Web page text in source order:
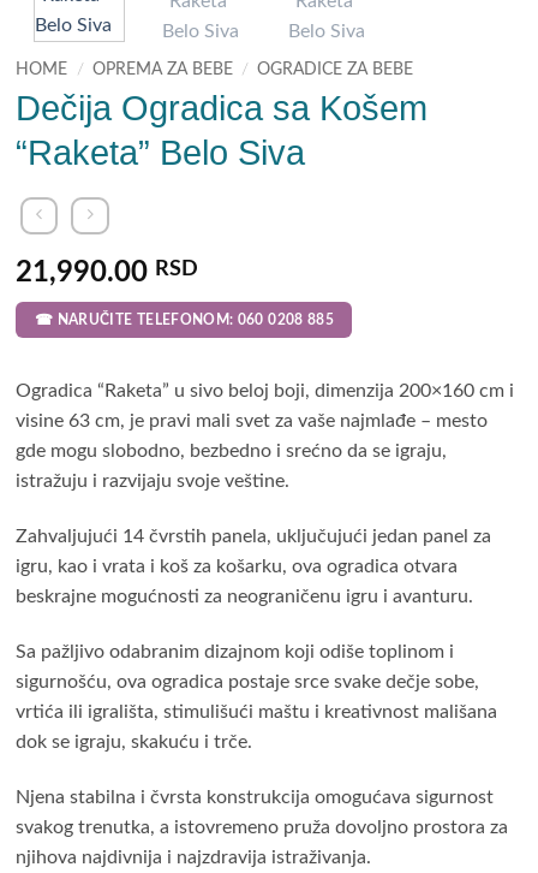
HOME / OPREMA ZA BEBE / OGRADICE ZA BEBE
Dečija Ogradica sa Košem
“Raketa” Belo Siva
21,990.00 RSD
☎ NARUČITE TELEFONOM: 060 0208 885
Ogradica “Raketa” u sivo beloj boji, dimenzija 200×160 cm i
visine 63 cm, je pravi mali svet za vaše najmlađe – mesto
gde mogu slobodno, bezbedno i srećno da se igraju,
istražuju i razvijaju svoje veštine.
Zahvaljujući 14 čvrstih panela, uključujući jedan panel za
igru, kao i vrata i koš za košarku, ova ogradica otvara
beskrajne mogućnosti za neograničenu igru i avanturu.
Sa pažljivo odabranim dizajnom koji odiše toplinom i
sigurnošću, ova ogradica postaje srce svake dečje sobe,
vrtića ili igrališta, stimulišući maštu i kreativnost mališana
dok se igraju, skakuću i trče.
Njena stabilna i čvrsta konstrukcija omogućava sigurnost
svakog trenutka, a istovremeno pruža dovoljno prostora za
njihova najdivnija i najzdravija istraživanja.